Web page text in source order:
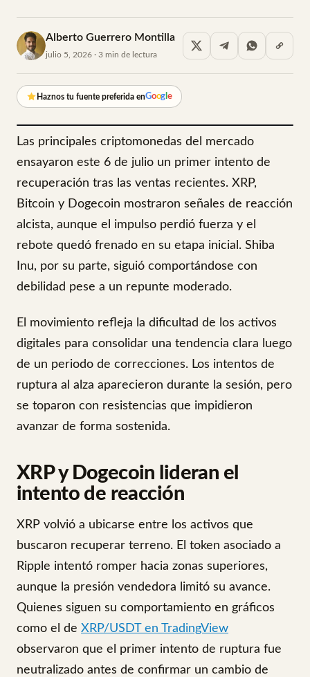
Alberto Guerrero Montilla
julio 5, 2026 · 3 min de lectura
Haznos tu fuente preferida enGoog e
Las principales criptomonedas del mercado
ensayaron este 6 de julio un primer intento de
recuperación tras las ventas recientes. XRP,
Bitcoin y Dogecoin mostraron señales de reacción
alcista, aunque el impulso perdió fuerza y el
rebote quedó frenado en su etapa inicial. Shiba
Inu, por su parte, siguió comportándose con
debilidad pese a un repunte moderado.
El movimiento refleja la dificultad de los activos
digitales para consolidar una tendencia clara luego
de un periodo de correcciones. Los intentos de
ruptura al alza aparecieron durante la sesión, pero
se toparon con resistencias que impidieron
avanzar de forma sostenida.
XRP y Dogecoin lideran el
intento de reacción
XRP volvió a ubicarse entre los activos que
buscaron recuperar terreno. El token asociado a
Ripple intentó romper hacia zonas superiores,
aunque la presión vendedora limitó su avance.
Quienes siguen su comportamiento en gráficos
como el de XRP/USDT en TradingView
observaron que el primer intento de ruptura fue
neutralizado antes de confirmar un cambio de